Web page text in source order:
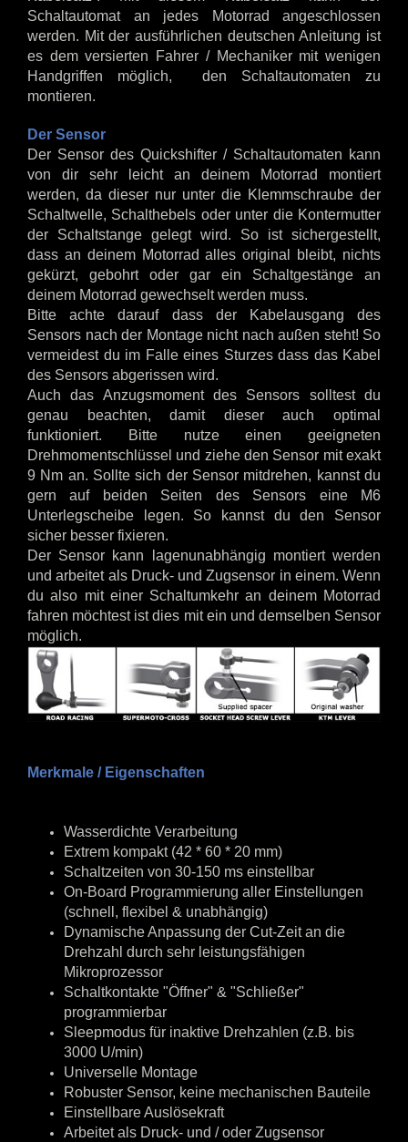
Schaltautomat an jedes Motorrad angeschlossen
werden. Mit der ausführlichen deutschen Anleitung ist
es dem versierten Fahrer / Mechaniker mit wenigen
Handgriffen möglich, den Schaltautomaten zu
montieren.
Der Sensor
Der Sensor des Quickshifter / Schaltautomaten kann
von dir sehr leicht an deinem Motorrad montiert
werden, da dieser nur unter die Klemmschraube der
Schaltwelle, Schalthebels oder unter die Kontermutter
der Schaltstange gelegt wird. So ist sichergestellt,
dass an deinem Motorrad alles original bleibt, nichts
gekürzt, gebohrt oder gar ein Schaltgestänge an
deinem Motorrad gewechselt werden muss.
Bitte achte darauf dass der Kabelausgang des
Sensors nach der Montage nicht nach außen steht! So
vermeidest du im Falle eines Sturzes dass das Kabel
des Sensors abgerissen wird.
Auch das Anzugsmoment des Sensors solltest du
genau beachten, damit dieser auch optimal
funktioniert. Bitte nutze einen geeigneten
Drehmomentschlüssel und ziehe den Sensor mit exakt
9 Nm an. Sollte sich der Sensor mitdrehen, kannst du
gern auf beiden Seiten des Sensors eine M6
Unterlegscheibe legen. So kannst du den Sensor
sicher besser fixieren.
Der Sensor kann lagenunabhängig montiert werden
und arbeitet als Druck- und Zugsensor in einem. Wenn
du also mit einer Schaltumkehr an deinem Motorrad
fahren möchtest ist dies mit ein und demselben Sensor
möglich.
Merkmale / Eigenschaften
Wasserdichte Verarbeitung
Extrem kompakt (42 * 60 * 20 mm)
Schaltzeiten von 30-150 ms einstellbar
On-Board Programmierung aller Einstellungen
(schnell, flexibel & unabhängig)
Dynamische Anpassung der Cut-Zeit an die
Drehzahl durch sehr leistungsfähigen
Mikroprozessor
Schaltkontakte "Öffner" & "Schließer"
programmierbar
Sleepmodus für inaktive Drehzahlen (z.B. bis
3000 U/min)
Universelle Montage
Robuster Sensor, keine mechanischen Bauteile
Einstellbare Auslösekraft
Arbeitet als Druck- und / oder Zugsensor